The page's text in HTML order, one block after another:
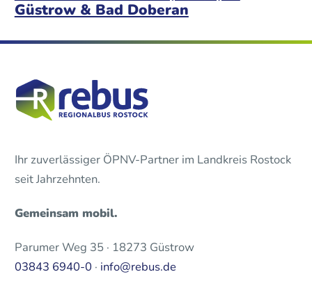
Güstrow & Bad Doberan
Ihr zuverlässiger ÖPNV-Partner im Landkreis Rostock
seit Jahrzehnten.
Gemeinsam mobil.
Parumer Weg 35 · 18273 Güstrow
03843 6940-0 · info@rebus.de